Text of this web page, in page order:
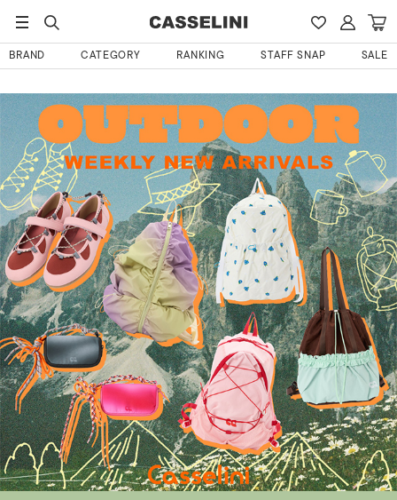
BRAND CATEGORY RANKING STAFF SNAP SALE